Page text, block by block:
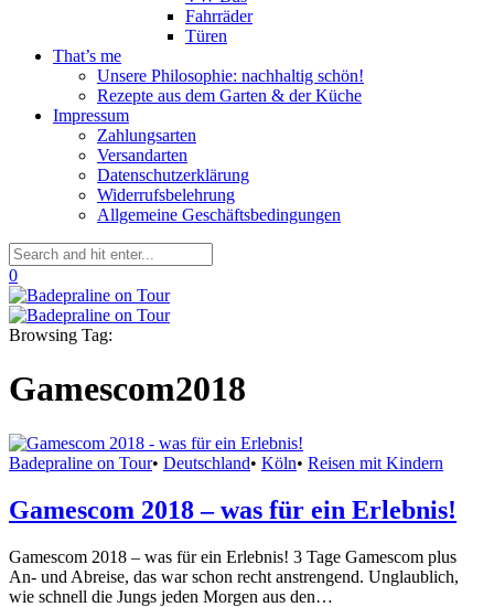
Fahrräder
Türen
That’s me
Unsere Philosophie: nachhaltig schön!
Rezepte aus dem Garten & der Küche
Impressum
Zahlungsarten
Versandarten
Datenschutzerklärung
Widerrufsbelehrung
Allgemeine Geschäftsbedingungen
0
Browsing Tag:
Gamescom2018
Badepraline on Tour• Deutschland• Köln• Reisen mit Kindern
Gamescom 2018 – was für ein Erlebnis!
Gamescom 2018 – was für ein Erlebnis! 3 Tage Gamescom plus
An- und Abreise, das war schon recht anstrengend. Unglaublich,
wie schnell die Jungs jeden Morgen aus den…